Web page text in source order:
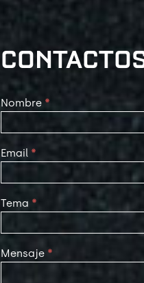
Contact
Us
Nombre *
Email *
Tema *
Mensaje *